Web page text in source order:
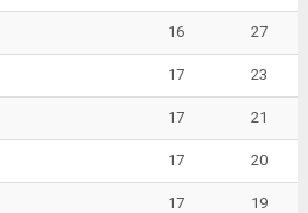
16 27
17 23
17 21
17 20
17 19